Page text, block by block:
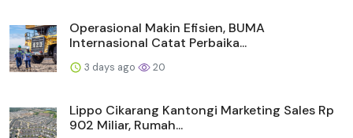
Operasional Makin Efisien, BUMA
Internasional Catat Perbaika...
3 days ago 20
Lippo Cikarang Kantongi Marketing Sales Rp
902 Miliar, Rumah...